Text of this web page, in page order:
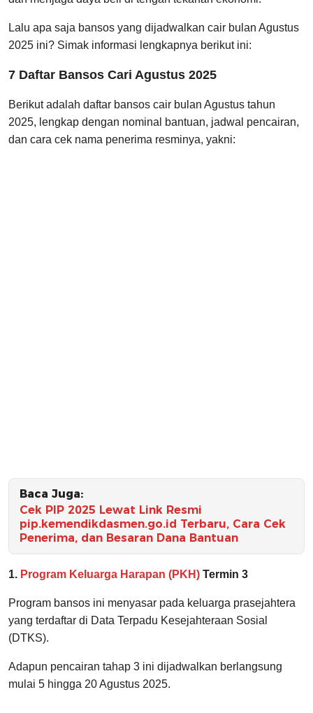
Lalu apa saja bansos yang dijadwalkan cair bulan Agustus
2025 ini? Simak informasi lengkapnya berikut ini:
7 Daftar Bansos Cari Agustus 2025
Berikut adalah daftar bansos cair bulan Agustus tahun
2025, lengkap dengan nominal bantuan, jadwal pencairan,
dan cara cek nama penerima resminya, yakni:
Baca Juga:
Cek PIP 2025 Lewat Link Resmi
pip.kemendikdasmen.go.id Terbaru, Cara Cek
Penerima, dan Besaran Dana Bantuan
1. Program Keluarga Harapan (PKH) Termin 3
Program bansos ini menyasar pada keluarga prasejahtera
yang terdaftar di Data Terpadu Kesejahteraan Sosial
(DTKS).
Adapun pencairan tahap 3 ini dijadwalkan berlangsung
mulai 5 hingga 20 Agustus 2025.